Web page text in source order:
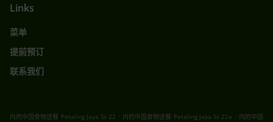
Links
菜单
提前预订
联系我们
内的中国食物送餐 Petaling Jaya Ss 22 . 内的中国食物送餐 Petaling Jaya Ss 22a . 内的中国